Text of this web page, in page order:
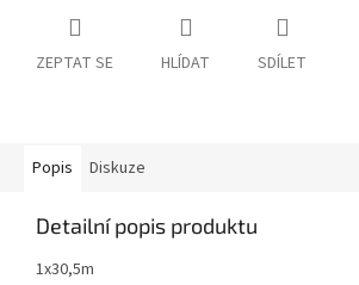
ZEPTAT SE HLÍDAT SDÍLET
Popis Diskuze
Detailní popis produktu
1x30,5m